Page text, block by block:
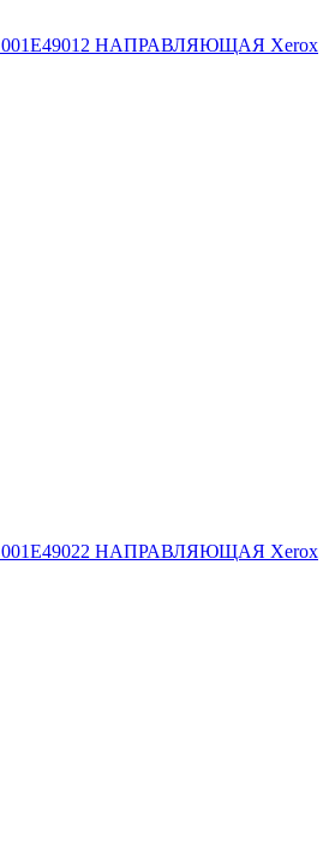
001E49012 НАПРАВЛЯЮЩАЯ Xerox
001E49022 НАПРАВЛЯЮЩАЯ Xerox